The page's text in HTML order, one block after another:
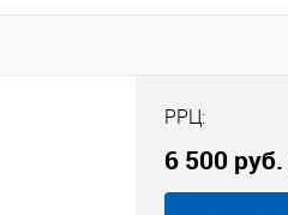
РРЦ:
6 500 руб.